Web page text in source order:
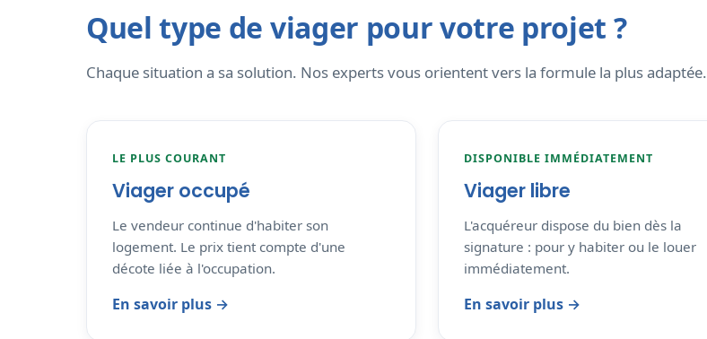
Quel type de viager pour votre projet ?
Chaque situation a sa solution. Nos experts vous orientent vers la formule la plus adaptée.
LE PLUS COURANT
Viager occupé
Le vendeur continue d'habiter son
logement. Le prix tient compte d'une
décote liée à l'occupation.
En savoir plus →
DISPONIBLE IMMÉDIATEMENT
Viager libre
L'acquéreur dispose du bien dès la
signature : pour y habiter ou le louer
immédiatement.
En savoir plus →